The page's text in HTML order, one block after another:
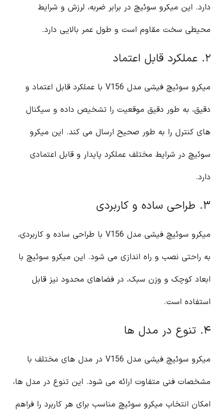
دارد. این میکرو سوئیچ در برابر ضربه، لرزش و شرایط
محیطی سخت مقاوم است و طول عمر بالایی دارد.
۲. عملکرد قابل اعتماد
میکرو سوئیچ فیشی مدل V156 با عملکرد قابل اعتماد و
دقیق، به طور دقیق موقعیت را تشخیص داده و سیگنال
های کنترل را به طور صحیح ارسال می کند. این میکرو
سوئیچ در شرایط مختلف عملکرد پایدار و قابل اعتمادی
دارد.
۳. طراحی ساده و کاربردی
میکرو سوئیچ فیشی مدل V156 با طراحی ساده و کاربردی،
به راحتی نصب و راه اندازی می شود. این میکرو سوئیچ با
ابعاد کوچک و وزن سبک، در فضاهای محدود نیز قابل
استفاده است.
۴. تنوع در مدل ها
میکرو سوئیچ فیشی مدل V156 در مدل های مختلف با
مشخصات فنی متفاوت ارائه می شود. این تنوع در مدل ها،
امکان انتخاب میکرو سوئیچ مناسب برای هر کاربرد را فراهم